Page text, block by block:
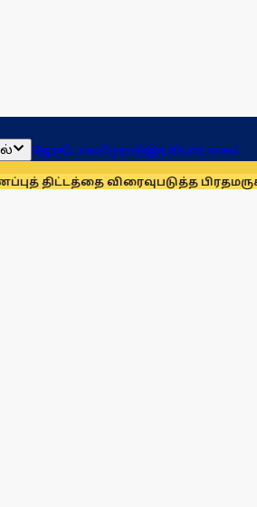
ஜோதிடம்தமிழ்நாடுஇந்தியாஉலகம்
பிரதமருக்கு முதல்வர்